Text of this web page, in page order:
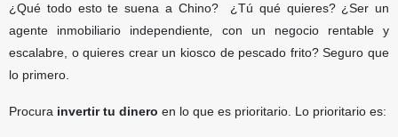
¿Qué todo esto te suena a Chino? ¿Tú qué quieres? ¿Ser un
agente inmobiliario independiente
con un negocio rentable y
escalabre, o quieres crear un kiosco de pescado frito? Seguro que
lo primero.
Procura invertir tu dinero en lo que es prioritario. Lo prioritario es: